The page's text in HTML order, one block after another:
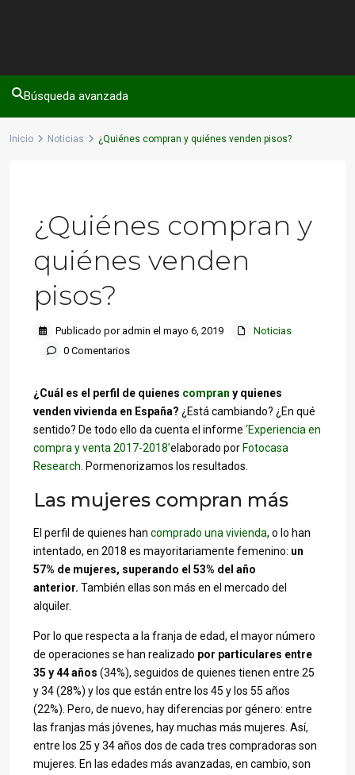
Búsqueda avanzada
Inicio Noticias ¿Quiénes compran y quiénes venden pisos?
¿Quiénes compran y
quiénes venden
pisos?
Publicado por admin el mayo 6, 2019
Noticias
0 Comentarios
¿Cuál es el perfil de quienes compran y quienes
venden vivienda en España? ¿Está cambiando? ¿En qué
sentido? De todo ello da cuenta el informe ‘Experiencia en
compra y venta 2017-2018’elaborado por Fotocasa
Research . Pormenorizamos los resultados.
Las mujeres compran más
El perfil de quienes han comprado una vivienda, o lo han
intentado, en 2018 es mayoritariamente femenino: un
57% de mujeres, superando el 53% del año
anterior. También ellas son más en el mercado del
alquiler.
Por lo que respecta a la franja de edad, el mayor número
de operaciones se han realizado por particulares entre
35 y 44 años (34%), seguidos de quienes tienen entre 25
y 34 (28%) y los que están entre los 45 y los 55 años
(22%). Pero, de nuevo, hay diferencias por género: entre
las franjas más jóvenes, hay muchas más mujeres. Así,
entre los 25 y 34 años dos de cada tres compradoras son
mujeres. En las edades más avanzadas, en cambio, son